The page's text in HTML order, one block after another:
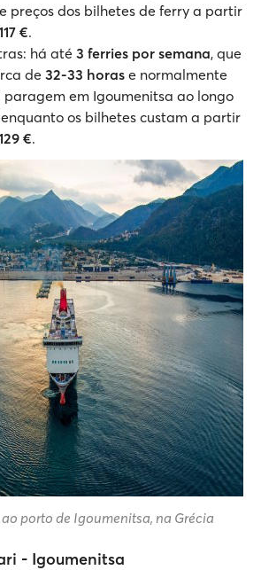
e preços dos bilhetes de ferry a partir
€.
há até 3 ferries por semana, que
de 32-33 horas e normalmente
paragem em Igoumenitsa ao longo
os bilhetes custam a partir
€.
porto de Igoumenitsa, na Grécia
- Igoumenitsa